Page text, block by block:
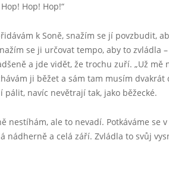
Hop! Hop!“
k Soně, snažím se jí povzbudit,
se ji určovat tempo, aby to zvládla
a jde vidět, že trochu zuří. „Už mě
ji běžet a sám tam musím dvakrát
navíc nevětrají tak, jako běžecké.
nestíhám, ale to nevadí. Potkáváme se
nádherně a celá září. Zvládla to svůj